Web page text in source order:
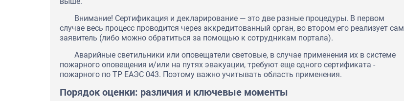
Внимание! Сертификация и декларирование — это две разные процедуры. В первом
случае весь процесс проводится через аккредитованный орган, во втором его реализует сам
заявитель (либо можно обратиться за помощью к сотрудникам портала).
Аварийные светильники или оповещатели световые, в случае применения их в системе
пожарного оповещения и/или на путях эвакуации, требуют еще одного сертификата -
пожарного по ТР ЕАЭС 043. Поэтому важно учитывать область применения.
Порядок оценки: различия и ключевые моменты